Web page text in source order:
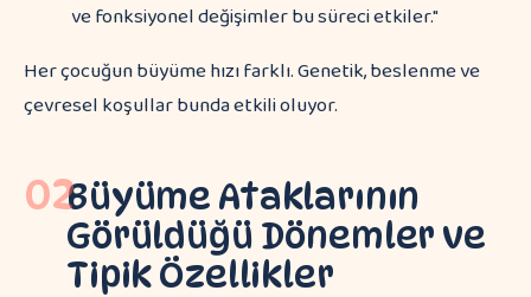
ve fonksiyonel değişimler bu süreci etkiler."
Her çocuğun büyüme hızı farklı. Genetik, beslenme ve
çevresel koşullar bunda etkili oluyor.
02Büyüme Ataklarının
Görüldüğü Dönemler ve
Tipik Özellikler